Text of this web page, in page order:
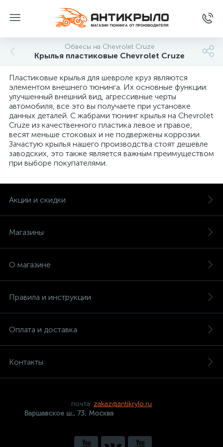
Обвесы на Chevrolet Cruze
Крылья пластиковые Chevrolet Cruze
Пластиковые крылья для шевроле круз являются
элементом внешнего тюнинга. Их основные функции:
улучшенный внешний вид, агрессивные черты
автомобиля, все это вы получаете при установке
данных деталей. С жабрами тюнинг крылья на Chevrolet
Cruze из качественного пластика левое и правое,
весят меньше стоковых и не подвержены коррозии.
Зачастую крылья нашего производства стоят дешевле
заводских, это также является важным преимуществом
при выборе покупателями.
Акции и скидки
Магазины
О магазине
Правила и инструкции
Оплата и доставка
Контакты
почта: zakaz@antikrylo.ru
Варшавское ш., 73, Москва